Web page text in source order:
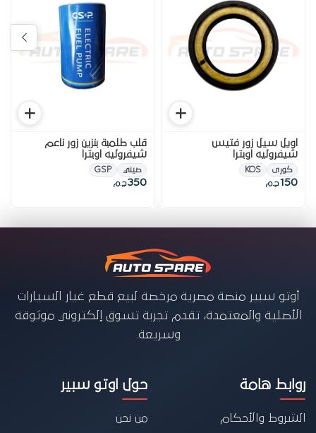
اويل سيل زور فتيس
شيفروليه اوبترا
كورى KOS
150ج.م
قلب طلمبة بنزين زور ناعم
شيفروليه اوبترا
صيني GSP
350ج.م
أوتو سبير منصة مصرية مرخصة لبيع قطع غيار السيارات
الأصلية والمعتمدة، تقدم تجربة تسوق إلكتروني موثوقة
وسريعة.
روابط هامة
الشروط والأحكام
حول اوتو سبير
من نحن